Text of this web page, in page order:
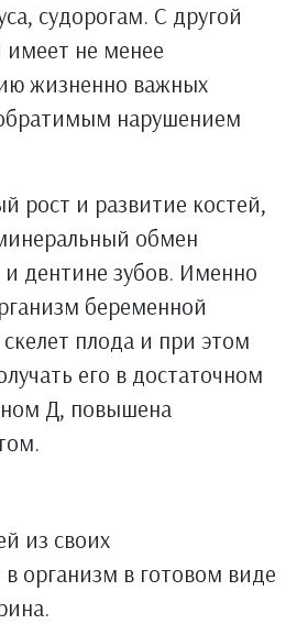
судорогам. С другой
имеет не менее
жизненно важных
нарушением
рост и развитие костей,
обмен
дентине зубов. Именно
беременной
плода и при этом
его в достаточном
Д, повышена
из своих
организм в готовом виде